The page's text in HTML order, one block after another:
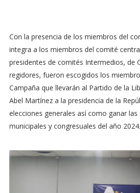
Con la presencia de los miembros del
integra a los miembros del comité
presidentes de comités Intermedios, de
regidores, fueron escogidos los
Campaña que llevarán al Partido de la
Abel Martínez a la presidencia de la
elecciones generales así como ganar las
municipales y congresuales del año 2024.